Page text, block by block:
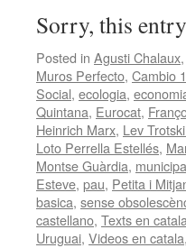
Sorry, this
Posted in Agusti Chalaux,
Muros Perfecto, Cambio
Social, ecologia,
Quintana, Eurocat,
Heinrich Marx, Lev
Loto Perrella Estellés,
Montse Guàrdia,
Esteve, pau, Petita i
basica, sense
castellano, Texts en catala
Uruguai, Videos en catala,